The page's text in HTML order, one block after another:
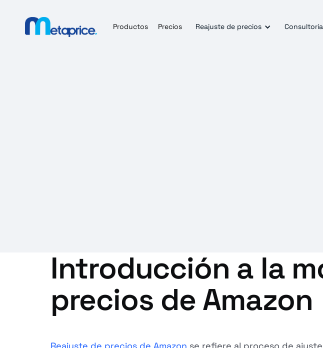
Productos Precios Reajuste de precios Consultoría
Introducción a la
precios de Amazon